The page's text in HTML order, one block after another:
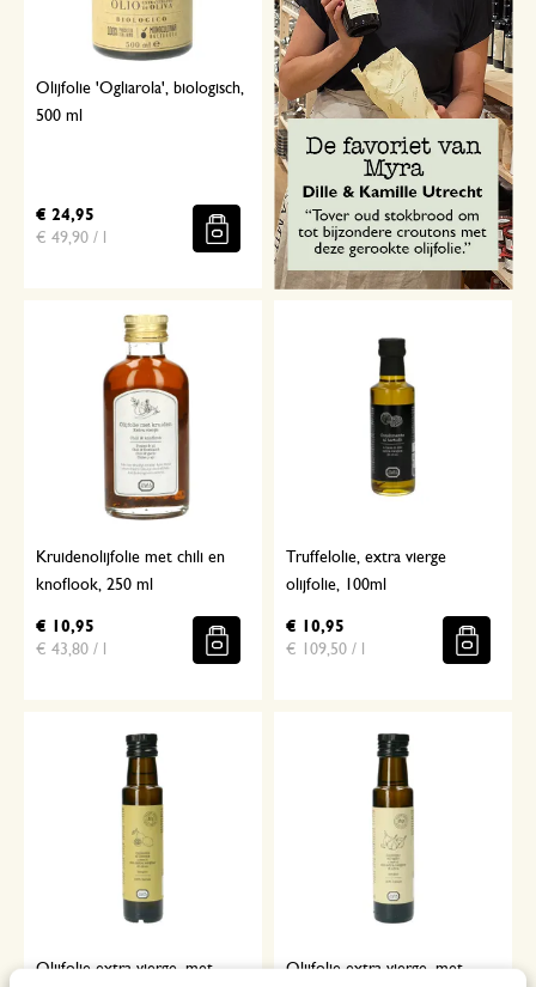
Olijfolie 'Ogliarola', biologisch,
500 ml
€ 24,95
€ 49,90 / l
Kruidenolijfolie met chili en
knoflook, 250 ml
€ 10,95
€ 43,80 / l
Truffelolie, extra vierge
olijfolie, 100ml
€ 10,95
€ 109,50 / l
Olijfolie extra vierge, met Olijfolie extra vierge, met